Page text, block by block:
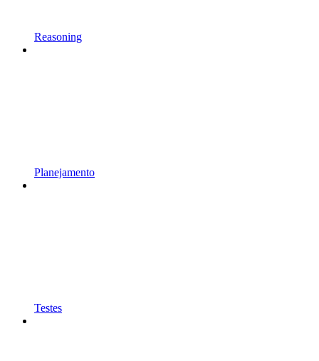
Reasoning
Planejamento
Testes